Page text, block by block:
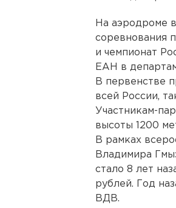
На аэродроме
соревнования
и чемпионат
ЕАН в
В первенстве
всей России,
Участникам-
высоты 1200
В рамках
Владимира
стало 8 лет
рублей. Год
ВДВ.